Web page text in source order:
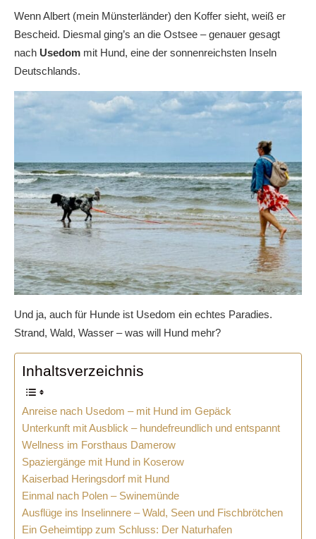
Wenn Albert (mein Münsterländer) den Koffer sieht, weiß er
Bescheid. Diesmal ging’s an die Ostsee – genauer gesagt
nach Usedom mit Hund, eine der sonnenreichsten Inseln
Deutschlands.
Und ja, auch für Hunde ist Usedom ein echtes Paradies.
Strand, Wald, Wasser – was will Hund mehr?
Inhaltsverzeichnis
Anreise nach Usedom – mit Hund im Gepäck
Unterkunft mit Ausblick – hundefreundlich und entspannt
Wellness im Forsthaus Damerow
Spaziergänge mit Hund in Koserow
Kaiserbad Heringsdorf mit Hund
Einmal nach Polen – Swinemünde
Ausflüge ins Inselinnere – Wald, Seen und Fischbrötchen
Ein Geheimtipp zum Schluss: Der Naturhafen